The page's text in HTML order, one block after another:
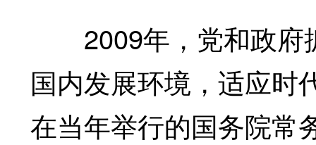
2009年，党和政府
国内发展环境，适应时
在当年举行的国务院常